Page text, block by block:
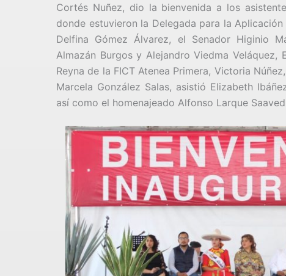
Cortés Nuñez, dio la bienvenida a los
donde estuvieron la Delegada para la
Delfina Gómez Álvarez, el Senador Higinio
Almazán Burgos y Alejandro Viedma
Reyna de la FICT Atenea Primera, Victoria
Marcela González Salas, asistió Elizabeth
así como el homenajeado Alfonso Larque